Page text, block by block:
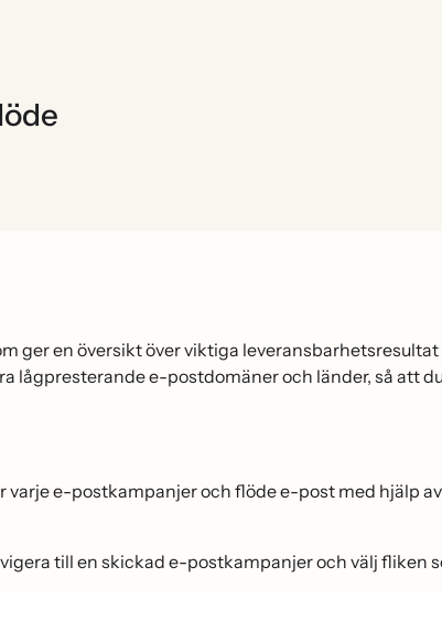
ger en översikt över viktiga
lågpresterande e-postdomäner och länder, så att
varje e-postkampanjer och flöde e-post med hjälp
till en skickad e-postkampanjer och välj fliken